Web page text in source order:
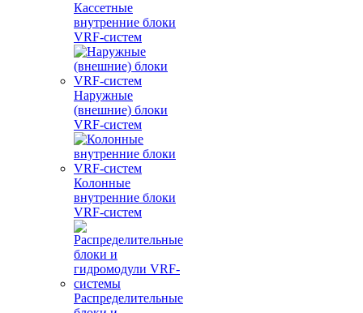
Кассетные
внутренние блоки
VRF-систем
Наружные
(внешние) блоки
VRF-систем
Колонные
внутренние блоки
VRF-систем
Распределительные